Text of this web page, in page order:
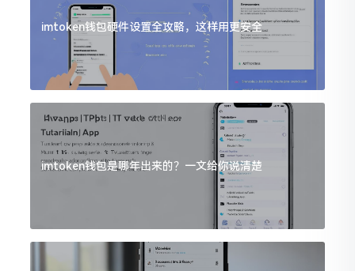
imtoken钱包硬件设置全攻略，这样用更安全
imtoken钱包是哪年出来的？一文给你说清楚